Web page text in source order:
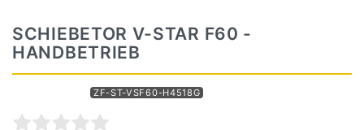
SCHIEBETOR V-STAR F60 -
HANDBETRIEB
ZF-ST-VSF60-H4518G